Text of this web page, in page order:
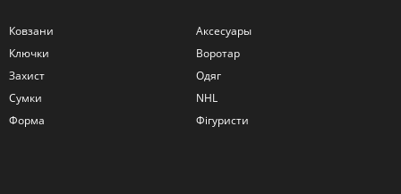
Ковзани
Ключки
Захист
Сумки
Форма
Аксесуары
Воротар
Одяг
NHL
Фігуристи